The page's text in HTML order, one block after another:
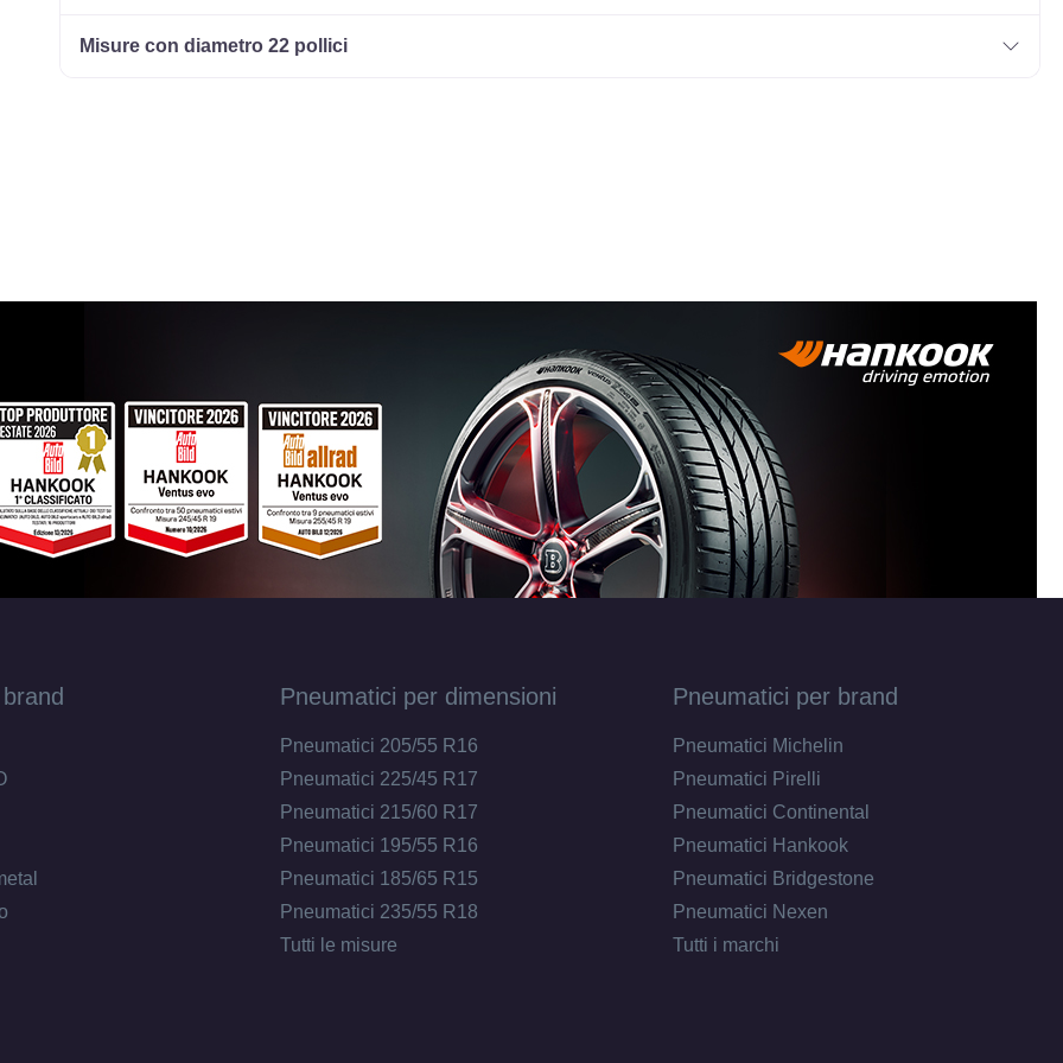
Misure con diametro 22 pollici
Pneumatici per dimensioni
Pneumatici 205/55 R16
Pneumatici 225/45 R17
Pneumatici 215/60 R17
Pneumatici 195/55 R16
Pneumatici 185/65 R15
Pneumatici 235/55 R18
Tutti le misure
Pneumatici per brand
Pneumatici Michelin
Pneumatici Pirelli
Pneumatici Continental
Pneumatici Hankook
Pneumatici Bridgestone
Pneumatici Nexen
Tutti i marchi